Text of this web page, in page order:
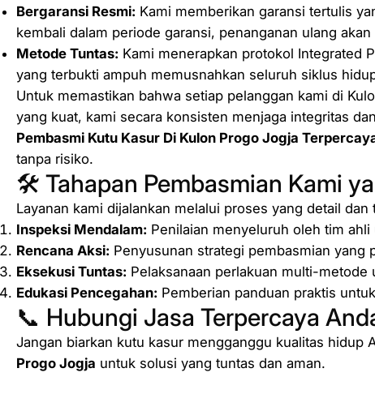
Bergaransi Resmi: Kami memberikan garansi tertulis
kembali dalam periode garansi, penanganan ulang
Metode Tuntas: Kami menerapkan protokol Integrated
yang terbukti ampuh memusnahkan seluruh siklus
Untuk memastikan bahwa setiap pelanggan kami di
yang kuat, kami secara konsisten menjaga integritas
Pembasmi Kutu Kasur Di Kulon Progo Jogja
tanpa risiko.
🛠️ Tahapan Pembasmian Kami
Layanan kami dijalankan melalui proses yang detail
Inspeksi Mendalam: Penilaian menyeluruh oleh tim
Rencana Aksi: Penyusunan strategi pembasmian yang
Eksekusi Tuntas: Pelaksanaan perlakuan multi-
Edukasi Pencegahan: Pemberian panduan praktis
📞 Hubungi Jasa Terpercaya
Jangan biarkan kutu kasur mengganggu kualitas hidup
Progo Jogja untuk solusi yang tuntas dan aman.